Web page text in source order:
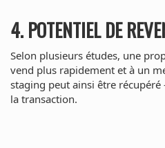
4. POTENTIEL DE
Selon plusieurs études, une
vend plus rapidement et à un
staging peut ainsi être
la transaction.